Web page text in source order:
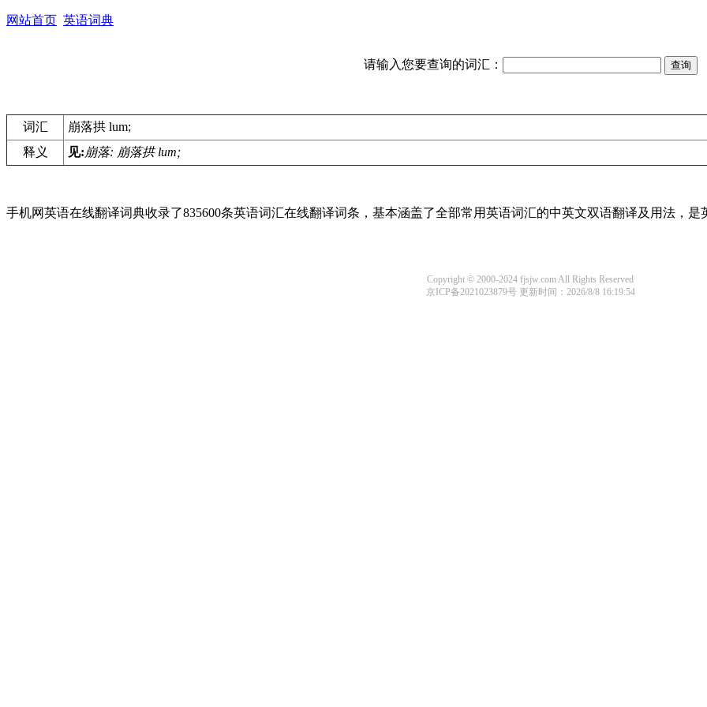
网站首页 英语词典
请输入您要查询的词汇：
词汇
崩落拱 lum;
释义
见:崩落: 崩落拱 lum;
手机网英语在线翻译词典收录了835600条英语词汇在线翻译词条，基本涵盖了全部常用英语词汇的中英文双语翻译及用法，是
Copyright © 2000-2024 fjsjw.com All Rights Reserved
京ICP备2021023879号更新时间：2026/8/8 16:19:54